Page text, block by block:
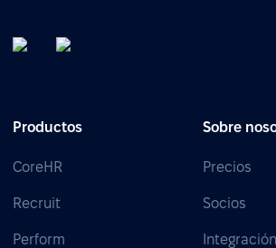
Productos
CoreHR
Recruit
Perform
Sobre
Precios
Socios